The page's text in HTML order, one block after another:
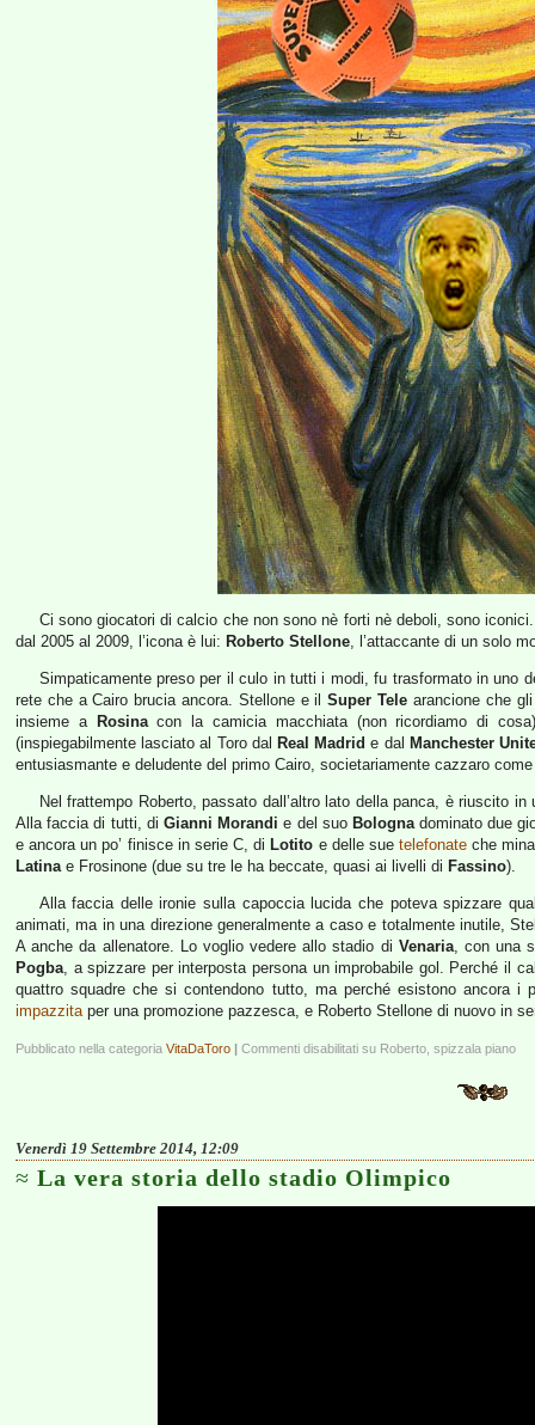
Ci sono giocatori di calcio che non sono nè forti nè deboli, sono
dal 2005 al 2009, l’icona è lui: Roberto Stellone , l’attaccante di un solo
Simpaticamente preso per il culo in tutti i modi, fu trasformato in uno
rete che a Cairo brucia ancora. Stellone e ilSuper Tele arancione che
insieme a
Rosinacon la camicia macchiata (non ricordiamo di
(inspiegabilmente lasciato al Toro dal Real Madrid e dal Manchester
entusiasmante e deludente del primo Cairo, societariamente cazzaro
Nel frattempo Roberto, passato dall’altro lato della panca, è riuscito
Alla faccia di tutti, di Gianni Morandi e del suo Bolognadominato due
e ancora un po’ finisce in serie C, di Lotito e delle suetelefonate che
Latina e Frosinone (due su tre le ha beccate, quasi ai livelli di Fassino).
Alla faccia delle ironie sulla capoccia lucida che poteva spizzare
animati, ma in una direzione generalmente a caso e totalmente inutile,
A anche da allenatore. Lo voglio vedere allo stadio di Venaria, con una
Pogba , a spizzare per interposta persona un improbabile gol. Perché il
quattro squadre che si contendono tutto, ma perché esistono ancora
impazzita per una promozione pazzesca, e Roberto Stellone di nuovo in
Pubblicato nella categoria VitaDaToro | Commenti disabilitati su Roberto, spizzala piano
Venerdì 19 Settembre 2014, 12:09
La vera storia dello stadio Olimpico